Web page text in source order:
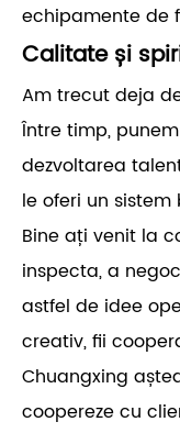
echipamente de
Calitate și
Am trecut deja
Între timp,
dezvoltarea
le oferi un
Bine ați venit la
inspecta, a
astfel de idee
creativ, fii
Chuangxing
coopereze cu